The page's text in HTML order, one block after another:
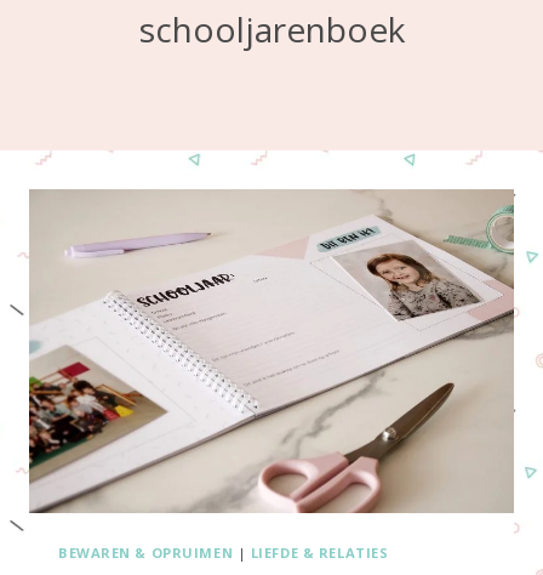
schooljarenboek
BEWAREN & OPRUIMEN | LIEFDE & RELATIES